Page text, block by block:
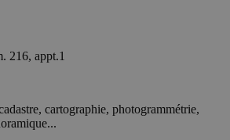
216, appt.1
cartographie, photogrammétrie,